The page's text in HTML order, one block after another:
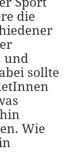
die
und
sollte
Wie